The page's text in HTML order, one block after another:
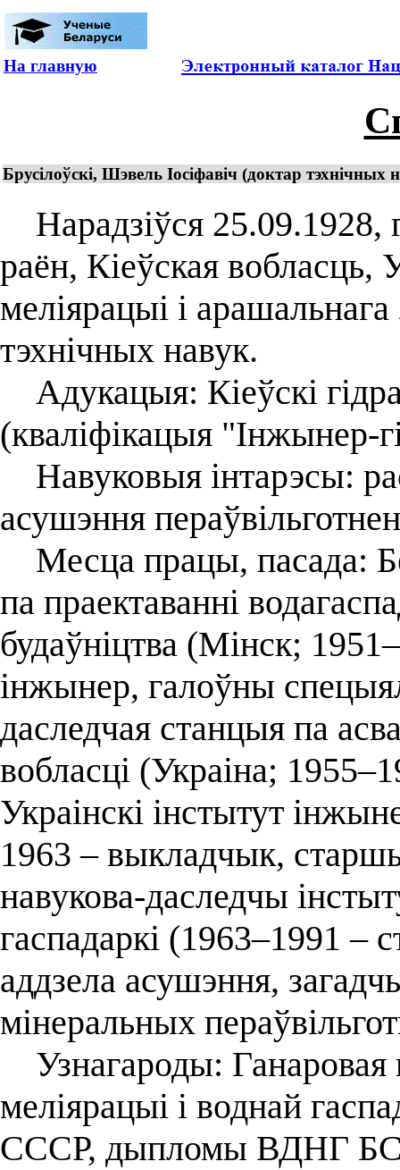
На главную
Брусілоўскі, Шэвель Іосіфавіч (доктар
Нарадзіўся 25.09.1928,
раён, Кіеўская вобласць,
меліярацыі і
тэхнічных навук.
Адукацыя: Кіеўскі
(кваліфікацыя "Інжынер-
Навуковыя інтарэсы:
асушэння
Месца працы, пасада:
па праектаванні
будаўніцтва (Мінск;
інжынер, галоўны
даследчая станцыя па
вобласці (Украіна;
Украінскі інстытут
1963 – выкладчык,
навукова-даследчы
гаспадаркі (1963–1991 –
аддзела асушэння,
мінеральных
Узнагароды: Ганаровая
меліярацыі і воднай
СССР, дыпломы ВДНГ